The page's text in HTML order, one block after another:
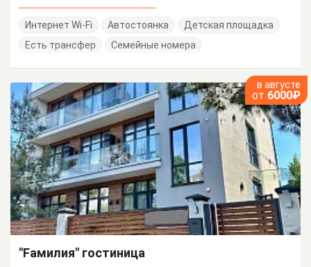
Интернет Wi-Fi Автостоянка
Детская площадка
Есть трансфер
Семейные номера
в августе
от 6000₽
"Fамилия" гостиница